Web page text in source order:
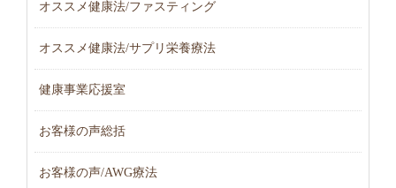
オススメ健康法/ファスティング
オススメ健康法/サプリ栄養療法
健康事業応援室
お客様の声総括
お客様の声/AWG療法